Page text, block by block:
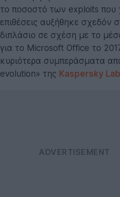
το ποσοστό των exploits που
επιθέσεις αυξήθηκε σχεδόν
διπλάσιο σε σχέση με το
για το Microsoft Office το
κυριότερα συμπεράσματα
evolution» της Kaspersky Lab